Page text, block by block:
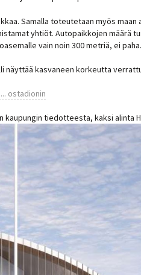
Samalla toteutetaan myös
yhtiöt. Autopaikkojen määrä
vain noin 300 metriä, ei paha.
näyttää kasvaneen korkeutta
ostadionin
kaupungin tiedotteesta, kaksi alinta